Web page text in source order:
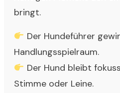
bringt.
Der Hundeführer
Handlungsspielraum.
Der Hund bleibt
Stimme oder Leine.